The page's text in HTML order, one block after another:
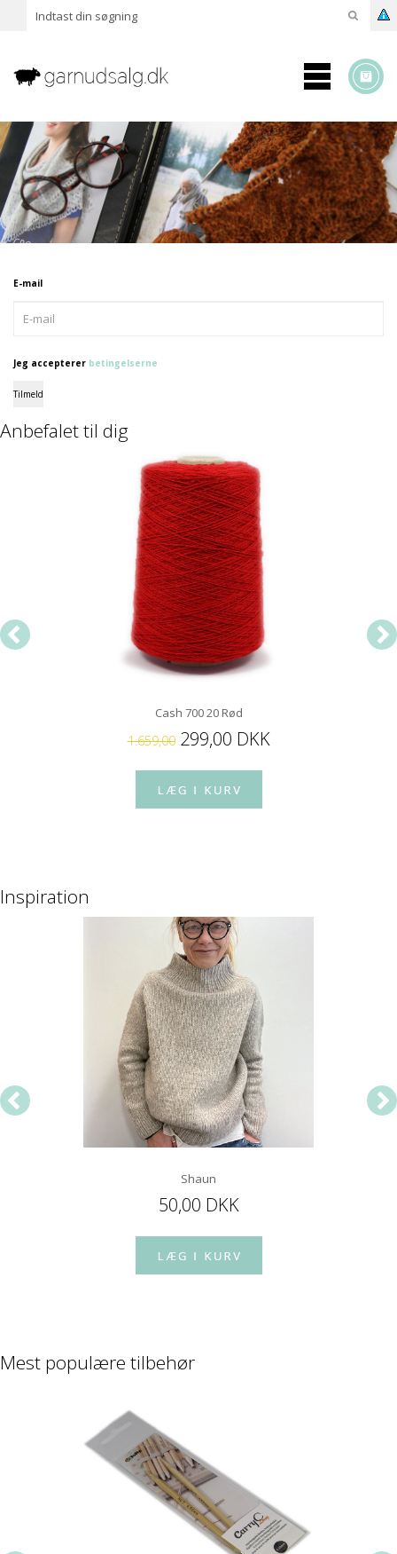
E-mail
Jeg accepterer betingelserne
Tilmeld
Anbefalet til dig
Cash 700 20 Rød
1.659,00299,00 DKK
Inspiration
Shaun
50,00 DKK
Mest populære tilbehør